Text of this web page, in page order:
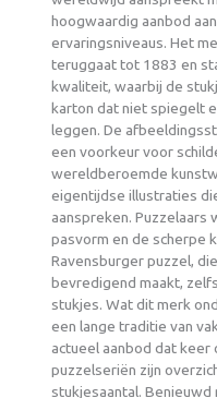
hoogwaardig aanbod
ervaringsniveaus. Het
teruggaat tot 1883 en
kwaliteit, waarbij de
karton dat niet spiegelt
leggen. De
een voorkeur voor
wereldberoemde
eigentijdse illustraties
aanspreken. Puzzelaars
pasvorm en de scherpe
Ravensburger puzzel,
bevredigend maakt,
stukjes. Wat dit merk
een lange traditie van
actueel aanbod dat
puzzelseriën zijn
stukjesaantal. Benieuwd